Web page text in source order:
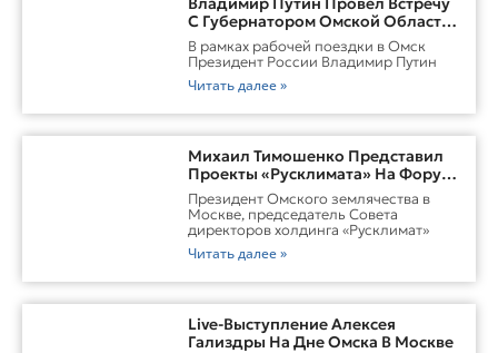
С Губернатором Омской Области
Виталием ХоценкоИсточник
В рамках рабочей поездки в Омск
Президент России Владимир Путин
Читать далее »
Михаил Тимошенко Представил
Проекты «Русклимата» На Форуме
России И Казахстана
Президент Омского землячества в
Москве, председатель Совета
директоров холдинга «Русклимат»
Читать далее »
Live-Выступление Алексея
Гализдры На Дне Омска В Москве